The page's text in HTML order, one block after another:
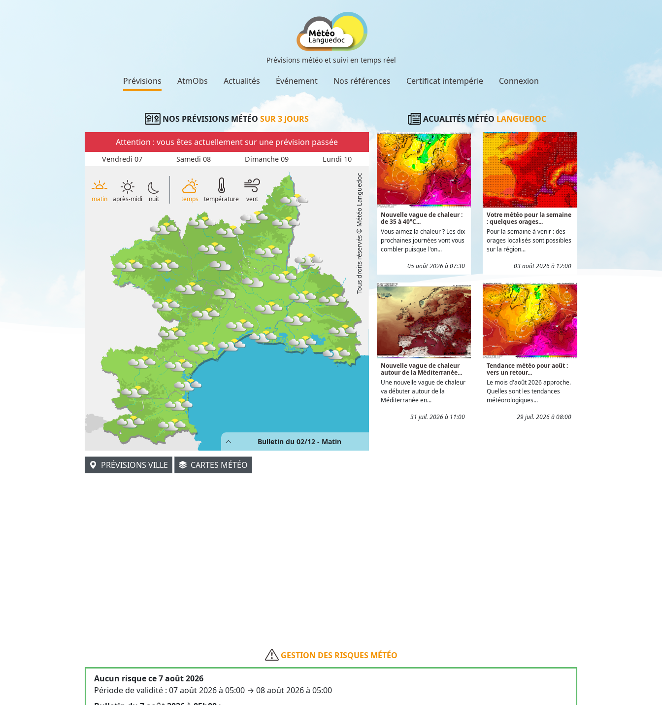
Prévisions météo et suivi en temps réel
Prévisions AtmObs Actualités Événement Nos références Certificat intempérie Connexion
NOS PRÉVISIONS MÉTÉO SUR 3 JOURS
Attention : vous êtes actuellement sur une prévision passée
Vendredi 07 Samedi 08 Dimanche 09 Lundi 10
matin après-midi nuit temps température vent Tous droits réservés © Météo Languedoc
Bulletin du 02/12 - Matin
PRÉVISIONS VILLE CARTES MÉTÉO
ACUALITÉS MÉTÉO LANGUEDOC
Nouvelle vague de chaleur :
de 35 à 40°C...
Vous aimez la chaleur ? Les dix
prochaines journées vont vous
combler puisque l'on...
05 août 2026 à 07:30
Votre météo pour la semaine
: quelques orages...
Pour la semaine à venir : des
orages localisés sont possibles
sur la région...
03 août 2026 à 12:00
Nouvelle vague de chaleur
autour de la Méditerranée...
Une nouvelle vague de chaleur
va débuter autour de la
Méditerranée en...
31 juil. 2026 à 11:00
Tendance météo pour août :
vers un retour...
Le mois d'août 2026 approche.
Quelles sont les tendances
météorologiques...
29 juil. 2026 à 08:00
GESTION DES RISQUES MÉTÉO
Aucun risque ce 7 août 2026
Période de validité : 07 août 2026 à 05:00 → 08 août 2026 à 05:00